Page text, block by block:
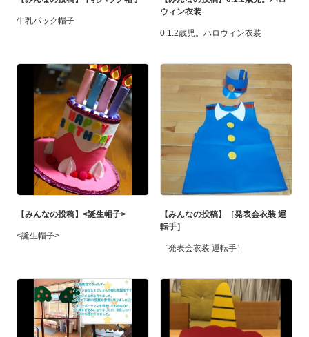
牛乳パック帽子
ウィン衣装
0.1.2歳児。ハロウィン衣装
【みんなの投稿】<誕生帽子>
<誕生帽子>
【みんなの投稿】［発表会衣装 運
転手］
［発表会衣装 運転手］